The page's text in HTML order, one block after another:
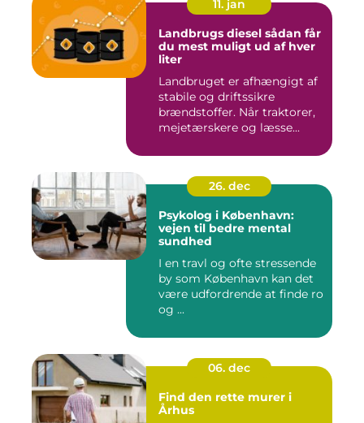
11. jan
Landbrugs diesel sådan får
du mest muligt ud af hver
liter
Landbruget er afhængigt af
stabile og driftssikre
brændstoffer. Når traktorer,
mejetærskere og læsse...
26. dec
Psykolog i København:
vejen til bedre mental
sundhed
I en travl og ofte stressende
by som København kan det
være udfordrende at finde ro
og ...
06. dec
Find den rette murer i
Århus